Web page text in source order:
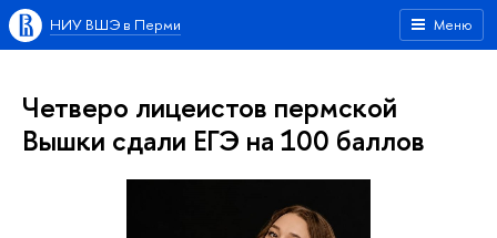
Меню
НИУ ВШЭ в Перми
Четверо лицеистов пермской
Вышки сдали ЕГЭ на 100 баллов